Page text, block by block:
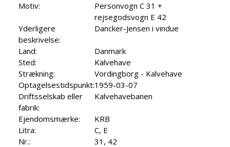
Motiv:
Personvogn C 31 +
rejsegodsvogn E 42
Yderligere
beskrivelse:
Dancker-Jensen i vindue
Land:
Danmark
Sted:
Kalvehave
Strækning:
Vordingborg - Kalvehave
Optagelsestidspunkt:1959-03-07
Driftsselskab eller
fabrik:
Kalvehavebanen
Ejendomsmærke:
KRB
Litra:
C, E
Nr.:
31, 42